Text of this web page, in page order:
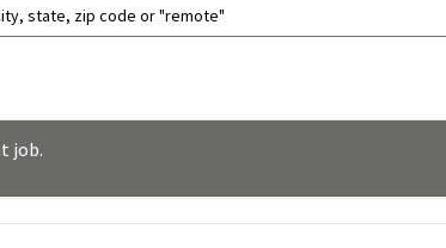
state, zip code or "remote"
job.